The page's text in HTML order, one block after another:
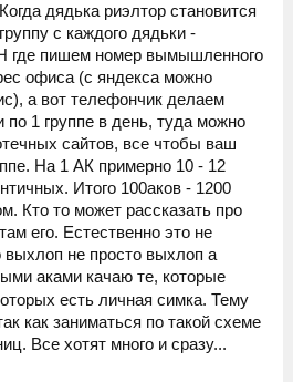
дядька риэлтор становится
с каждого дядьки -
пишем номер вымышленного
офиса (с яндекса можно
а вот телефончик делаем
по 1 группе в день, туда можно
сайтов, все чтобы ваш
На 1 АК примерно 10 - 12
Итого 100аков - 1200
Кто то может рассказать про
его. Естественно это не
выхлоп не просто выхлоп а
аками качаю те, которые
есть личная симка. Тему
как заниматься по такой схеме
Все хотят много и сразу...